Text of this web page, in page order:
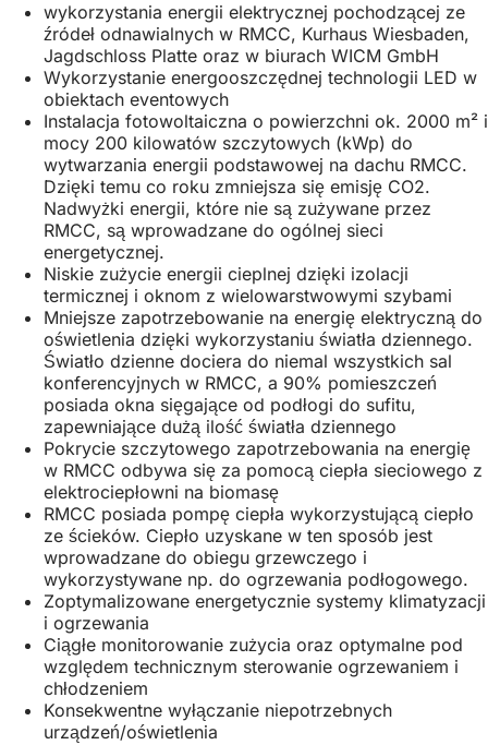
wykorzystania energii elektrycznej pochodzącej ze
źródeł odnawialnych w RMCC, Kurhaus Wiesbaden,
Jagdschloss Platte oraz w biurach WICM GmbH
Wykorzystanie energooszczędnej technologii LED w
obiektach eventowych
Instalacja fotowoltaiczna o powierzchni ok. 2000 m² i
mocy 200 kilowatów szczytowych (kWp) do
wytwarzania energii podstawowej na dachu RMCC.
Dzięki temu co roku zmniejsza się emisję CO2.
Nadwyżki energii, które nie są zużywane przez
RMCC, są wprowadzane do ogólnej sieci
energetycznej.
Niskie zużycie energii cieplnej dzięki izolacji
termicznej i oknom z wielowarstwowymi szybami
Mniejsze zapotrzebowanie na energię elektryczną do
oświetlenia dzięki wykorzystaniu światła dziennego.
Światło dzienne dociera do niemal wszystkich sal
konferencyjnych w RMCC, a 90% pomieszczeń
posiada okna sięgające od podłogi do sufitu,
zapewniające dużą ilość światła dziennego
Pokrycie szczytowego zapotrzebowania na energię
w RMCC odbywa się za pomocą ciepła sieciowego z
elektrociepłowni na biomasę
RMCC posiada pompę ciepła wykorzystującą ciepło
ze ścieków. Ciepło uzyskane w ten sposób jest
wprowadzane do obiegu grzewczego i
wykorzystywane np. do ogrzewania podłogowego.
Zoptymalizowane energetycznie systemy klimatyzacji
i ogrzewania
Ciągłe monitorowanie zużycia oraz optymalne pod
względem technicznym sterowanie ogrzewaniem i
chłodzeniem
Konsekwentne wyłączanie niepotrzebnych
urządzeń/oświetlenia